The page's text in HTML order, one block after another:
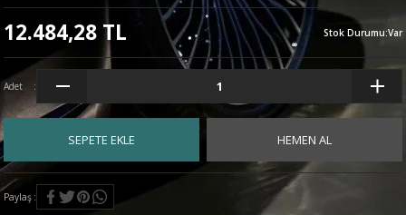
12.484,28 TL Stok Durumu:Var
Adet
SEPETE EKLE HEMEN AL
Paylaş